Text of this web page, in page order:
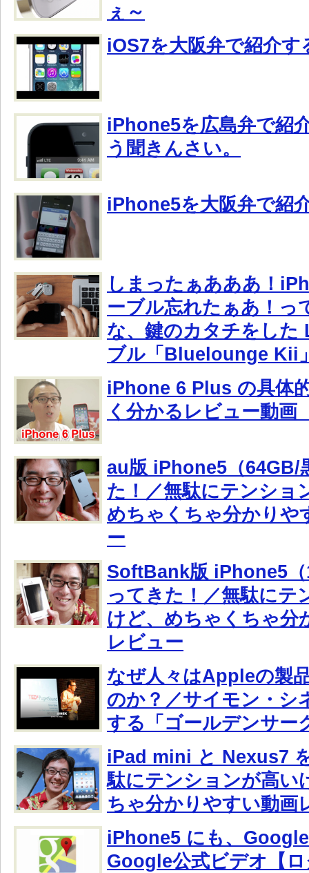
ぇ～
iOS7を大阪弁で紹介す
iPhone5を広島弁で紹
う聞きんさい。
iPhone5を大阪弁で紹
しまったぁあああ！
ーブル忘れたぁあ！っ
な、鍵のカタチをし
ブル「Bluelounge Kii
iPhone 6 Plus の具体
く分かるレビュー動画
au版 iPhone5（64GB/
た！／無駄にテンショ
めちゃくちゃ分かりや
ー
SoftBank版 iPhone5
ってきた！／無駄にテ
けど、めちゃくちゃ分
レビュー
なぜ人々はAppleの製
のか？／サイモン・シ
する「ゴールデンサー
iPad mini と Nexus7
駄にテンションが高い
ちゃ分かりやすい動画
iPhone5 にも、
Google公式ビデオ【